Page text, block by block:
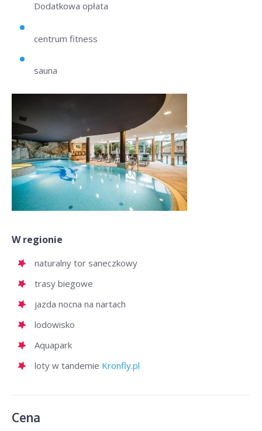
Dodatkowa opłata
centrum fitness
sauna
W regionie
naturalny tor saneczkowy
trasy biegowe
jazda nocna na nartach
lodowisko
Aquapark
loty w tandemie Kronfly.pl
Cena